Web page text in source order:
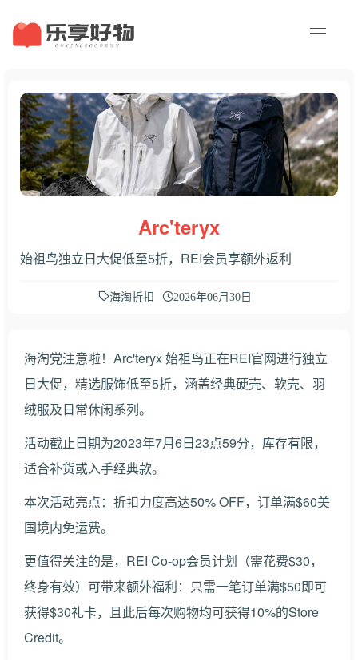
Arc'teryx
始祖鸟独立日大促低至5折，REI会员享额外返利
海淘折扣 2026年06月30日
海淘党注意啦！Arc'teryx 始祖鸟正在REI官网进行独立
日大促，精选服饰低至5折，涵盖经典硬壳、软壳、羽
绒服及日常休闲系列。
活动截止日期为2023年7月6日23点59分，库存有限，
适合补货或入手经典款。
本次活动亮点：折扣力度高达50% OFF，订单满$60美
国境内免运费。
更值得关注的是，REI Co-op会员计划（需花费$30，
终身有效）可带来额外福利：只需一笔订单满$50即可
获得$30礼卡，且此后每次购物均可获得10%的Store
Credit。